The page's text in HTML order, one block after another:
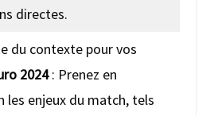
directes.
du contexte pour vos
2024: Prenez en
les enjeux du match, tels